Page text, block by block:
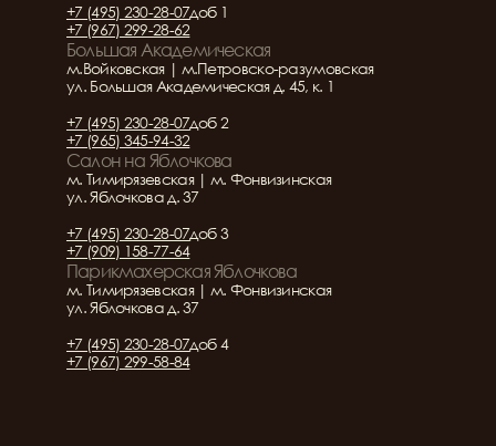
+7 (495) 230-28-07доб 1
+7 (967) 299-28-62
Большая Академическая
м.Войковская | м.Петровско-разумовская
ул. Большая Академическая д. 45, к. 1
+7 (495) 230-28-07доб 2
+7 (965) 345-94-32
Салон на Яблочкова
м. Тимирязевская | м. Фонвизинская
ул. Яблочкова д. 37
+7 (495) 230-28-07доб 3
+7 (909) 158-77-64
Парикмахерская Яблочкова
м. Тимирязевская | м. Фонвизинская
ул. Яблочкова д. 37
+7 (495) 230-28-07доб 4
+7 (967) 299-58-84